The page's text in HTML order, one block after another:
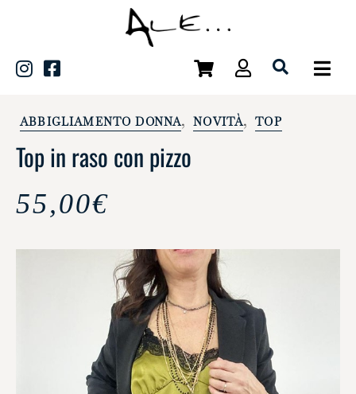
ABBIGLIAMENTO DONNA, NOVITÀ, TOP
Top in raso con pizzo
55,00€